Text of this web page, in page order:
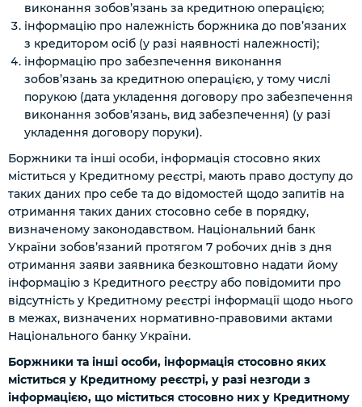
виконання зобов’язань за кредитною операцією;
інформацію про належність боржника до пов’язаних
з кредитором осіб (у разі наявності належності);
інформацію про забезпечення виконання
зобов’язань за кредитною операцією, у тому числі
порукою (дата укладення договору про забезпечення
виконання зобов’язань, вид забезпечення) (у разі
укладення договору поруки).
Боржники та інші особи, інформація стосовно яких
міститься у Кредитному реєстрі, мають право доступу до
таких даних про себе та до відомостей щодо запитів на
отримання таких даних стосовно себе в порядку,
визначеному законодавством. Національний банк
України зобов’язаний протягом 7 робочих днів з дня
отримання заяви заявника безкоштовно надати йому
інформацію з Кредитного реєстру або повідомити про
відсутність у Кредитному реєстрі інформації щодо нього
в межах, визначених нормативно-правовими актами
Національного банку України.
Боржники та інші особи, інформація стосовно яких
міститься у Кредитному реєстрі, у разі незгоди з
інформацією, що міститься стосовно них у Кредитному